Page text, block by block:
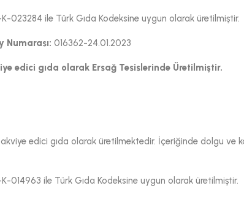
023284 ile Türk Gıda Kodeksine uygun olarak üretilmiştir.
Numarası: 016362-24.01.2023
edici gıda olarak Ersağ Tesislerinde Üretilmiştir.
edici gıda olarak üretilmektedir. İçeriğinde dolgu ve
014963 ile Türk Gıda Kodeksine uygun olarak üretilmiştir.